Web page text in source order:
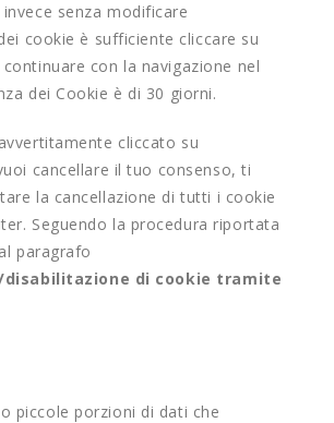
senza modificare
cookie è sufficiente cliccare su
continuare con la navigazione nel
dei Cookie è di 30 giorni.
cliccato su
cancellare il tuo consenso, ti
la cancellazione di tutti i cookie
Seguendo la procedura riportata
paragrafo
di cookie tramite
piccole porzioni di dati che